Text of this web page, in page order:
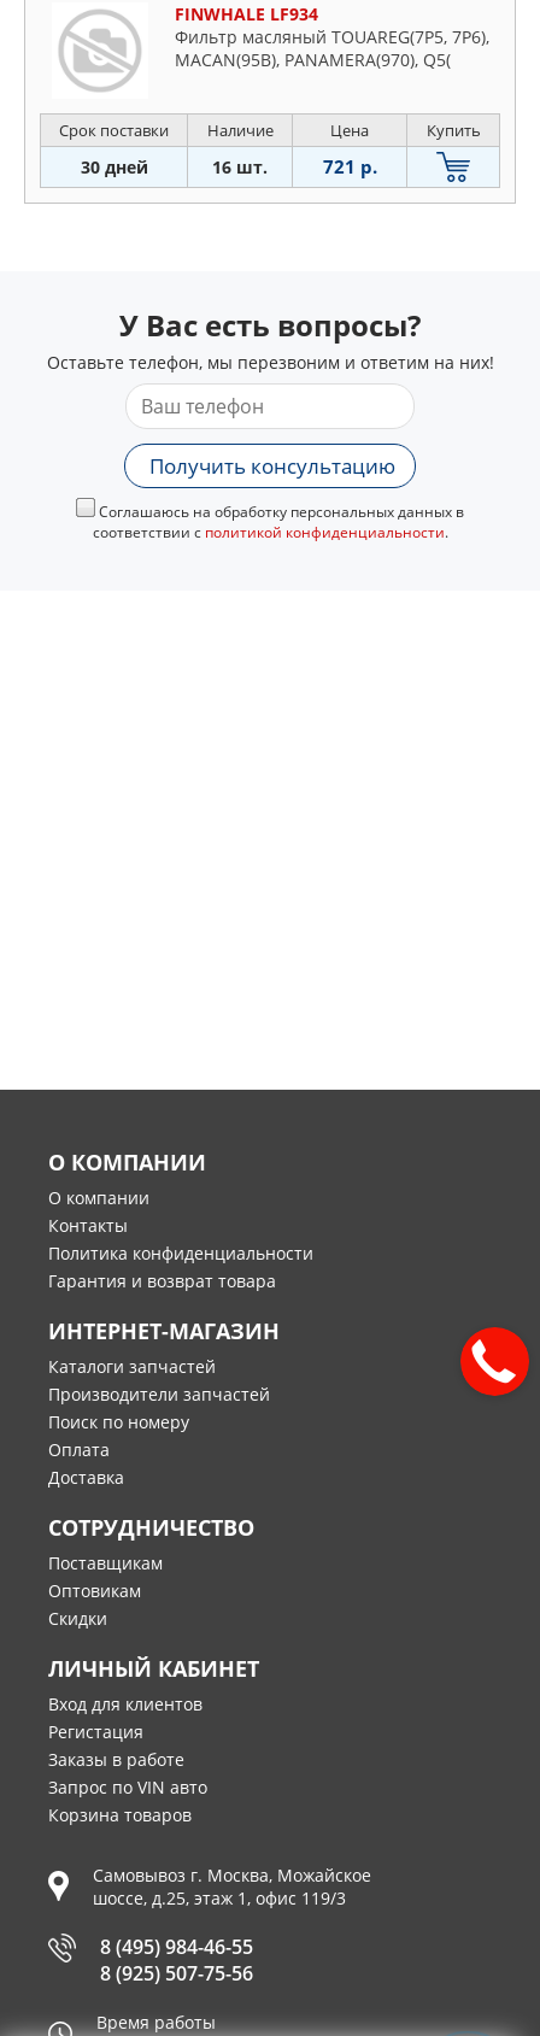
FINWHALE LF934
Фильтр масляный TOUAREG(7P5, 7P6),
MACAN(95B), PANAMERA(970), Q5(
Срок поставки Наличие Цена Купить
30 дней 16 шт. 721 р.
У Вас есть вопросы?
Оставьте телефон, мы перезвоним и ответим на них!
Получить консультацию
Соглашаюсь на обработку персональных данных в
соответствии с политикой конфиденциальности.
О КОМПАНИИ
О компании
Контакты
Политика конфиденциальности
Гарантия и возврат товара
ИНТЕРНЕТ-МАГАЗИН
Каталоги запчастей
Производители запчастей
Поиск по номеру
Оплата
Доставка
СОТРУДНИЧЕСТВО
Поставщикам
Оптовикам
Скидки
ЛИЧНЫЙ КАБИНЕТ
Вход для клиентов
Регистация
Заказы в работе
Запрос по VIN авто
Корзина товаров
Самовывоз г. Москва, Можайское
шоссе, д.25, этаж 1, офис 119/3
8 (495) 984-46-55
8 (925) 507-75-56
Время работы